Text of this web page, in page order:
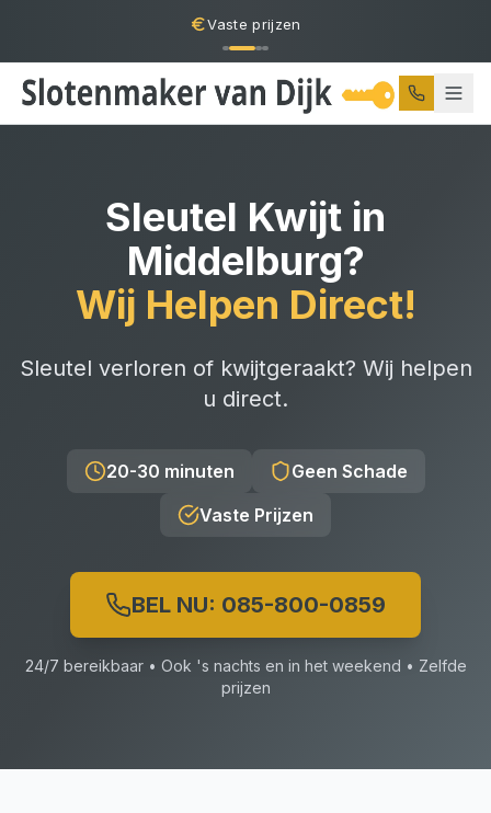
Vaste prijzen
Sleutel Kwijt in
Middelburg?
Wij Helpen Direct!
Sleutel verloren of kwijtgeraakt? Wij helpen
u direct.
20-30 minuten
Geen Schade
Vaste Prijzen
BEL NU: 085-800-0859
24/7 bereikbaar • Ook 's nachts en in het weekend • Zelfde
prijzen